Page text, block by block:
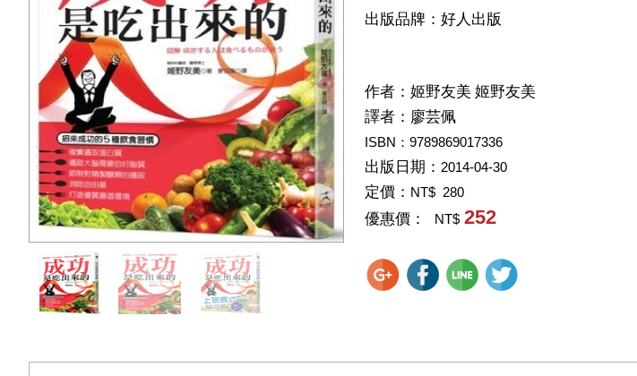
出版品牌：好人出版
作者： 姬野友美 姬野友美
譯者： 廖芸佩
ISBN：9789869017336
出版日期： 2014-04-30
定價： NT$ 280
優惠價： NT$ 252